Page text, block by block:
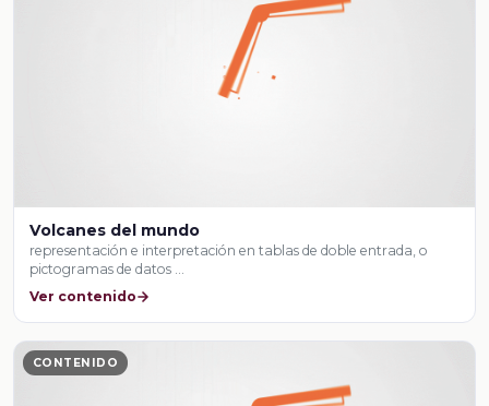
Volcanes del mundo
representación e interpretación en tablas de doble entrada, o
pictogramas de datos …
Ver contenido
CONTENIDO